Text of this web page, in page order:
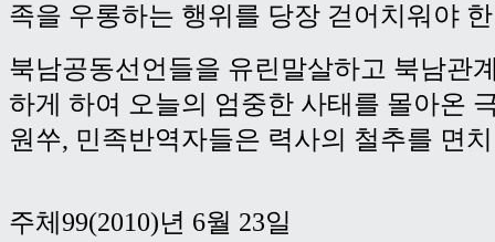
족을 우롱하는 행위를 당장 걷어치워야
북남공동선언들을 유린말살하고 북남관
하게 하여 오늘의 엄중한 사태를 몰아온
원쑤, 민족반역자들은 력사의 철추를 면
주체99(2010)년 6월 23일